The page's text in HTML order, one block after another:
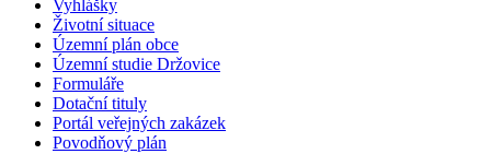
Vyhlášky
Životní situace
Územní plán obce
Územní studie Držovice
Formuláře
Dotační tituly
Portál veřejných zakázek
Povodňový plán